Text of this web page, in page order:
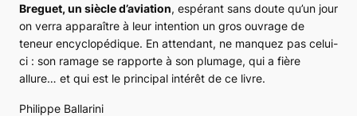
Breguet, un siècle d’aviation, espérant sans doute qu’un jour
on verra apparaître à leur intention un gros ouvrage de
teneur encyclopédique. En attendant, ne manquez pas celui-
ci : son ramage se rapporte à son plumage, qui a fière
allure… et qui est le principal intérêt de ce livre.
Philippe Ballarini